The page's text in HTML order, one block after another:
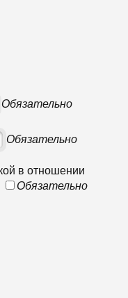
Обязательно
Обязательно
в отношении
Обязательно